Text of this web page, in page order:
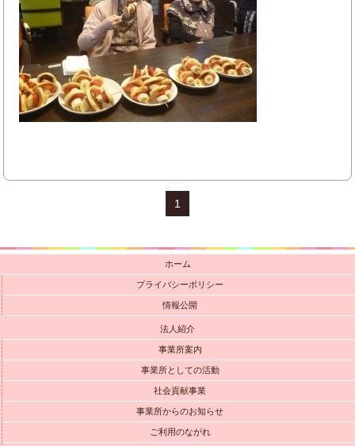
1
ホーム
プライバシーポリシー
情報公開
法人紹介
事業所案内
事業所としての活動
社会貢献事業
事業所からのお知らせ
ご利用のながれ